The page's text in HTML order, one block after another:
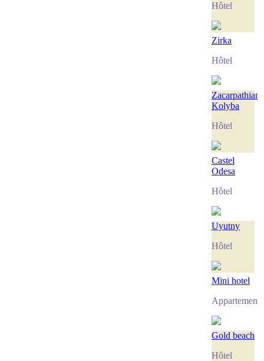
Hôtel
Zirka
Hôtel
Zacarpathian
Kolyba
Hôtel
Castel
Odesa
Hôtel
Uyutny
Hôtel
Mini hotel
Appartement
Gold beach
Hôtel